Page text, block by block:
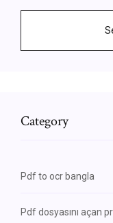
Category
Pdf to ocr bangla
Pdf dosyasını açan